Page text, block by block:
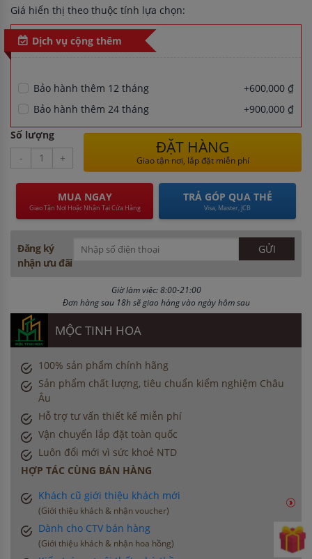
Giá hiển thị theo thuộc tính lựa chọn:
Dịch vụ cộng thêm
Bảo hành thêm 12 tháng
+600,000 ₫
Bảo hành thêm 24 tháng
+900,000 ₫
Số lượng
-
+
ĐẶT HÀNG
Giao tận nơi, lắp đặt miễn phí
MUA NGAY
Giao Tận Nơi Hoặc Nhận Tại Cửa Hàng
TRẢ GÓP QUA THẺ
Visa, Master, JCB
Đăng ký
nhận ưu đãi
Giờ làm việc: 8:00-21:00
Đơn hàng sau 18h sẽ giao hàng vào ngày hôm sau
MỘC TINH HOA
100% sản phẩm chính hãng
Sản phẩm chất lượng, tiêu chuẩn kiểm nghiệm Châu
Âu
Hỗ trợ tư vấn thiết kế miễn phí
Vận chuyển lắp đặt toàn quốc
Luôn đổi mới vì sức khoẻ NTD
HỢP TÁC CÙNG BÁN HÀNG
Khách cũ giới thiệu khách mới
(Giới thiệu khách & nhận voucher)
Dành cho CTV bán hàng
(Giới thiệu khách & nhận hoa hồng)